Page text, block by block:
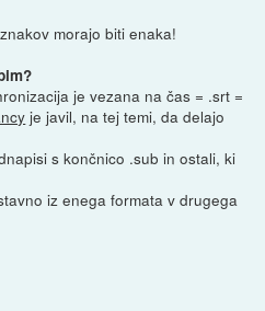
morajo biti enaka!
je vezana na čas = .srt =
je javil, na tej temi, da delajo
s končnico .sub in ostali, ki
iz enega formata v drugega